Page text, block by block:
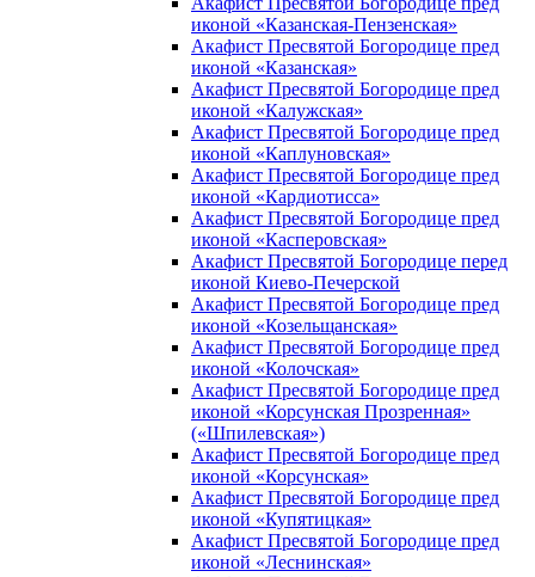
иконой «Казанская-Пензенская»
Акафист Пресвятой Богородице пред
иконой «Казанская»
Акафист Пресвятой Богородице пред
иконой «Калужская»
Акафист Пресвятой Богородице пред
иконой «Каплуновская»
Акафист Пресвятой Богородице пред
иконой «Кардиотисса»
Акафист Пресвятой Богородице пред
иконой «Касперовская»
Акафист Пресвятой Богородице перед
иконой Киево-Печерской
Акафист Пресвятой Богородице пред
иконой «Козельщанская»
Акафист Пресвятой Богородице пред
иконой «Колочская»
Акафист Пресвятой Богородице пред
иконой «Корсунская Прозренная»
(«Шпилевская»)
Акафист Пресвятой Богородице пред
иконой «Корсунская»
Акафист Пресвятой Богородице пред
иконой «Купятицкая»
Акафист Пресвятой Богородице пред
иконой «Леснинская»